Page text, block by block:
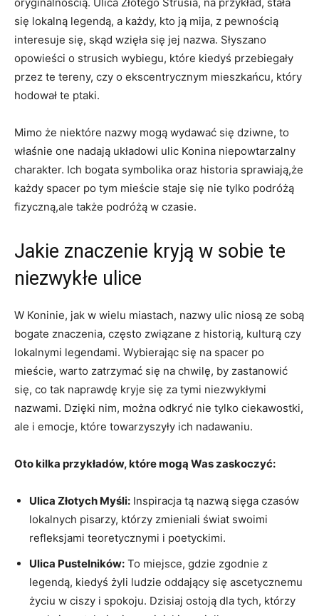
się lokalną legendą, a każdy, kto ją mija,⁣ z‍ pewnością
interesuje się,⁢ skąd wzięła się jej⁣ nazwa. Słyszano‌
opowieści​ o strusich wybiegu, które kiedyś przebiegały
przez ⁣te tereny, czy o ekscentrycznym mieszkańcu, który
hodował te ptaki.
Mimo⁣ że niektóre nazwy mogą wydawać się dziwne,⁢ to
właśnie one nadają układowi ulic ‍Konina niepowtarzalny
charakter. Ich ‍bogata symbolika oraz ‍historia sprawiają,że
każdy spacer po tym mieście staje się ⁤nie tylko podróżą
fizyczną,ale także podróżą ⁢w czasie.
Jakie znaczenie kryją w sobie te
niezwykłe ulice
W Koninie, jak w wielu miastach, nazwy ⁣ulic niosą ze sobą
bogate znaczenia, często ​związane z ⁢historią, kulturą czy
lokalnymi legendami. Wybierając się na spacer po
mieście, warto zatrzymać się na chwilę, by zastanowić
się, co tak naprawdę ​kryje się za tymi niezwykłymi
nazwami. Dzięki nim, można odkryć nie​ tylko ciekawostki,
ale i emocje, które towarzyszyły ich nadawaniu.
Oto kilka przykładów, ​które mogą Was zaskoczyć:
Ulica Złotych Myśli: Inspiracja tą nazwą sięga czasów
lokalnych⁤ pisarzy, ⁢którzy zmieniali ​świat swoimi
refleksjami teoretycznymi i poetyckimi.
Ulica Pustelników: To miejsce, gdzie zgodnie ⁣z
legendą, kiedyś żyli ludzie oddający się ascetycznemu
życiu w ciszy i spokoju. Dzisiaj ostoją dla tych, którzy